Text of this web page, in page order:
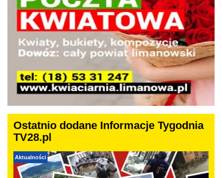
Ostatnio dodane Informacje Tygodnia
TV28.pl
Aktualności